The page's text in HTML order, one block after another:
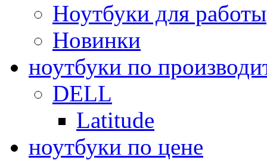
Ноутбуки для работы
Новинки
ноутбуки по
DELL
Latitude
ноутбуки по цене